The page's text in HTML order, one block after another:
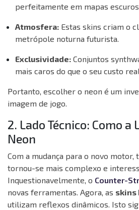
perfeitamente em mapas
Atmosfera: Estas skins criam o
metrópole noturna futurista.
Exclusividade: Conjuntos
mais caros do que o seu custo
Portanto, escolher o neon é um
imagem de jogo.
2. Lado Técnico: Como a
Neon
Com a mudança para o novo
tornou-se mais complexo e
Inquestionavelmente, o Counter-
novas ferramentas. Agora, as skins
utilizam reflexos dinâmicos. Isto